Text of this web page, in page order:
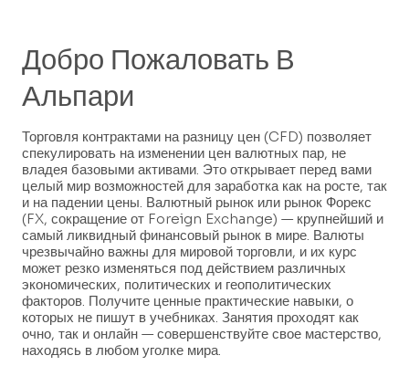
Добро Пожаловать В
Альпари
Торговля контрактами на разницу цен (CFD) позволяет
спекулировать на изменении цен валютных пар, не
владея базовыми активами. Это открывает перед вами
целый мир возможностей для заработка как на росте, так
и на падении цены. Валютный рынок или рынок Форекс
(FX, сокращение от Foreign Exchange) — крупнейший и
самый ликвидный финансовый рынок в мире. Валюты
чрезвычайно важны для мировой торговли, и их курс
может резко изменяться под действием различных
экономических, политических и геополитических
факторов. Получите ценные практические навыки, о
которых не пишут в учебниках. Занятия проходят как
очно, так и онлайн — совершенствуйте свое мастерство,
находясь в любом уголке мира.